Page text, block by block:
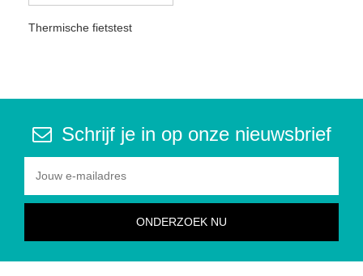
Thermische fietstest
Schrijf je in op onze nieuwsbrief